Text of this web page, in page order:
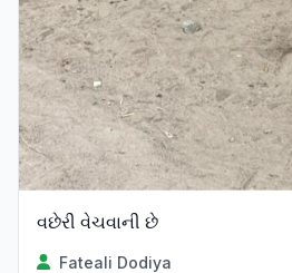
વછેરી વેચવાની છે
Fateali Dodiya